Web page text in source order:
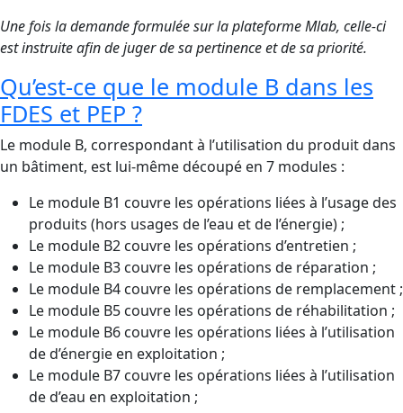
Une fois la demande formulée sur la plateforme Mlab, celle-ci
est instruite afin de juger de sa pertinence et de sa priorité.
Qu’est-ce que le module B dans les
FDES et PEP ?
Le module B, correspondant à l’utilisation du produit dans
un bâtiment, est lui-même découpé en 7 modules :
Le module B1 couvre les opérations liées à l’usage des
produits (hors usages de l’eau et de l’énergie) ;
Le module B2 couvre les opérations d’entretien ;
Le module B3 couvre les opérations de réparation ;
Le module B4 couvre les opérations de remplacement ;
Le module B5 couvre les opérations de réhabilitation ;
Le module B6 couvre les opérations liées à l’utilisation
de d’énergie en exploitation ;
Le module B7 couvre les opérations liées à l’utilisation
de d’eau en exploitation ;